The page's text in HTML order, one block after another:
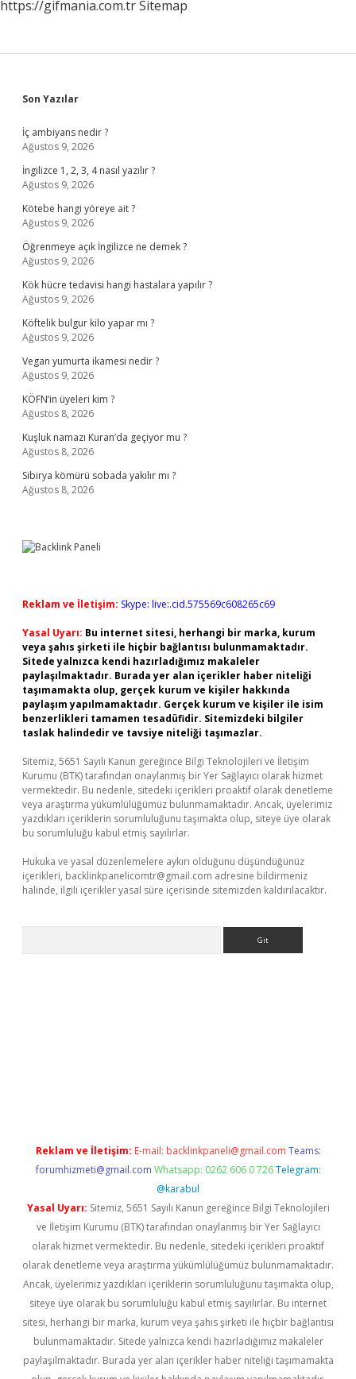
https://gifmania.com.trSitemap
Sidebar
Son Yazılar
İç ambiyans nedir ?
Ağustos 9, 2026
İngilizce 1, 2, 3, 4 nasıl yazılır ?
Ağustos 9, 2026
Kötebe hangi yöreye ait ?
Ağustos 9, 2026
Öğrenmeye açık İngilizce ne demek ?
Ağustos 9, 2026
Kök hücre tedavisi hangi hastalara yapılır ?
Ağustos 9, 2026
Köftelik bulgur kilo yapar mı ?
Ağustos 9, 2026
Vegan yumurta ikamesi nedir ?
Ağustos 9, 2026
KÖFN’in üyeleri kim ?
Ağustos 8, 2026
Kuşluk namazı Kuran’da geçiyor mu ?
Ağustos 8, 2026
Sibirya kömürü sobada yakılır mı ?
Ağustos 8, 2026
Reklam ve İletişim: Skype: live:.cid.575569c608265c69
Yasal Uyarı: Bu internet sitesi, herhangi bir marka, kurum
veya şahıs şirketi ile hiçbir bağlantısı bulunmamaktadır.
Sitede yalnızca kendi hazırladığımız makaleler
paylaşılmaktadır. Burada yer alan içerikler haber niteliği
taşımamakta olup, gerçek kurum ve kişiler hakkında
paylaşım yapılmamaktadır. Gerçek kurum ve kişiler ile isim
benzerlikleri tamamen tesadüfidir. Sitemizdeki bilgiler
taslak halindedir ve tavsiye niteliği taşımazlar.
Sitemiz, 5651 Sayılı Kanun gereğince Bilgi Teknolojileri ve İletişim
Kurumu (BTK) tarafından onaylanmış bir Yer Sağlayıcı olarak hizmet
vermektedir. Bu nedenle, sitedeki içerikleri proaktif olarak denetleme
veya araştırma yükümlülüğümüz bulunmamaktadır. Ancak, üyelerimiz
yazdıkları içeriklerin sorumluluğunu taşımakta olup, siteye üye olarak
bu sorumluluğu kabul etmiş sayılırlar.
Hukuka ve yasal düzenlemelere aykırı olduğunu düşündüğünüz
içerikleri, backlinkpanelicomtr@gmail.com adresine bildirmeniz
halinde, ilgili içerikler yasal süre içerisinde sitemizden kaldırılacaktır.
Reklam ve İletişim: E-mail: backlinkpaneli@gmail.com Teams:
forumhizmeti@gmail.com Whatsapp: 0262 606 0 726 Telegram:
@karabul
Yasal Uyarı: Sitemiz, 5651 Sayılı Kanun gereğince Bilgi Teknolojileri
ve İletişim Kurumu (BTK) tarafından onaylanmış bir Yer Sağlayıcı
olarak hizmet vermektedir. Bu nedenle, sitedeki içerikleri proaktif
olarak denetleme veya araştırma yükümlülüğümüz bulunmamaktadır.
Ancak, üyelerimiz yazdıkları içeriklerin sorumluluğunu taşımakta olup,
siteye üye olarak bu sorumluluğu kabul etmiş sayılırlar. Bu internet
sitesi, herhangi bir marka, kurum veya şahıs şirketi ile hiçbir bağlantısı
bulunmamaktadır. Sitede yalnızca kendi hazırladığımız makaleler
paylaşılmaktadır. Burada yer alan içerikler haber niteliği taşımamakta